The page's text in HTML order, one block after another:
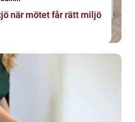
Konferens växjö när mötet får rätt miljö